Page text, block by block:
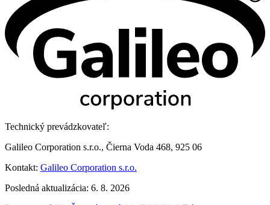
Technický prevádzkovateľ:
Galileo Corporation s.r.o., Čierna Voda 468, 925 06
Kontakt: Galileo Corporation s.r.o.
Posledná aktualizácia: 6. 8. 2026